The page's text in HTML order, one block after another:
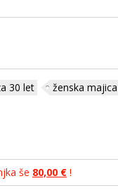
30 let ženska
še 80,00 €!